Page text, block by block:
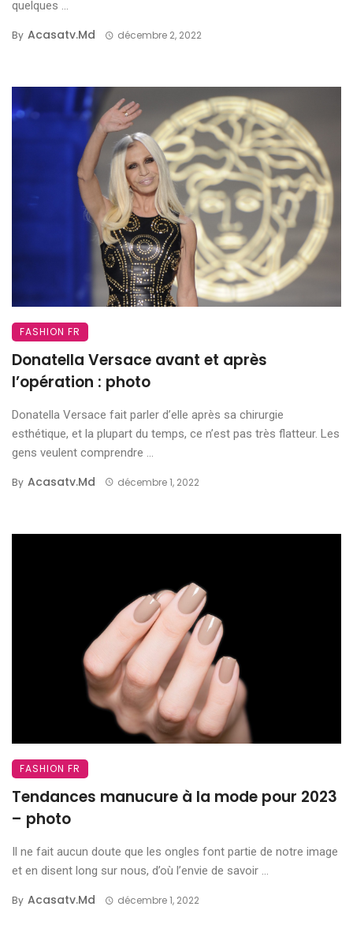
quelques ...
By Acasatv.md décembre 2, 2022
FASHION FR
Donatella Versace avant et après
l’opération : photo
Donatella Versace fait parler d’elle après sa chirurgie
esthétique, et la plupart du temps, ce n’est pas très flatteur. Les
gens veulent comprendre ...
By Acasatv.md décembre 1, 2022
FASHION FR
Tendances manucure à la mode pour 2023
– photo
Il ne fait aucun doute que les ongles font partie de notre image
et en disent long sur nous, d’où l’envie de savoir ...
By Acasatv.md décembre 1, 2022